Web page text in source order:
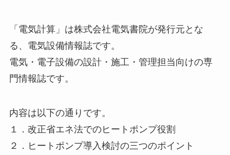
「電気計算」は株式会社電気書院が発行元とな
る、電気設備情報誌です。
電気・電子設備の設計・施工・管理担当向けの専
門情報誌です。
内容は以下の通りです。
１．改正省エネ法でのヒートポンプ役割
２．ヒートポンプ導入検討の三つのポイント